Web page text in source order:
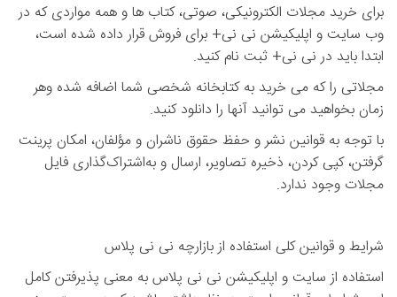
برای خرید مجلات الکترونیکی، صوتی، کتاب ها و همه مواردی که در
وب سایت و اپلیکیشن نی نی+ برای فروش قرار داده شده است،
ابتدا باید در نی نی+ ثبت نام کنید.
مجلاتی را که می خرید به کتابخانه شخصی شما اضافه شده وهر
زمان بخواهید می توانید آنها را دانلود کنید.
با توجه به قوانین نشر و حفظ حقوق ناشران و مؤلفان، امکان پرینت
گرفتن، کپی کردن، ذخیره تصاویر، ارسال و به‌اشتراک‌گذاری فایل
مجلات وجود ندارد.
شرایط و قوانین کلی استفاده از بازارچه نی نی پلاس
استفاده از سایت و اپلیکیشن نی نی پلاس به معنی پذیرفتن کامل